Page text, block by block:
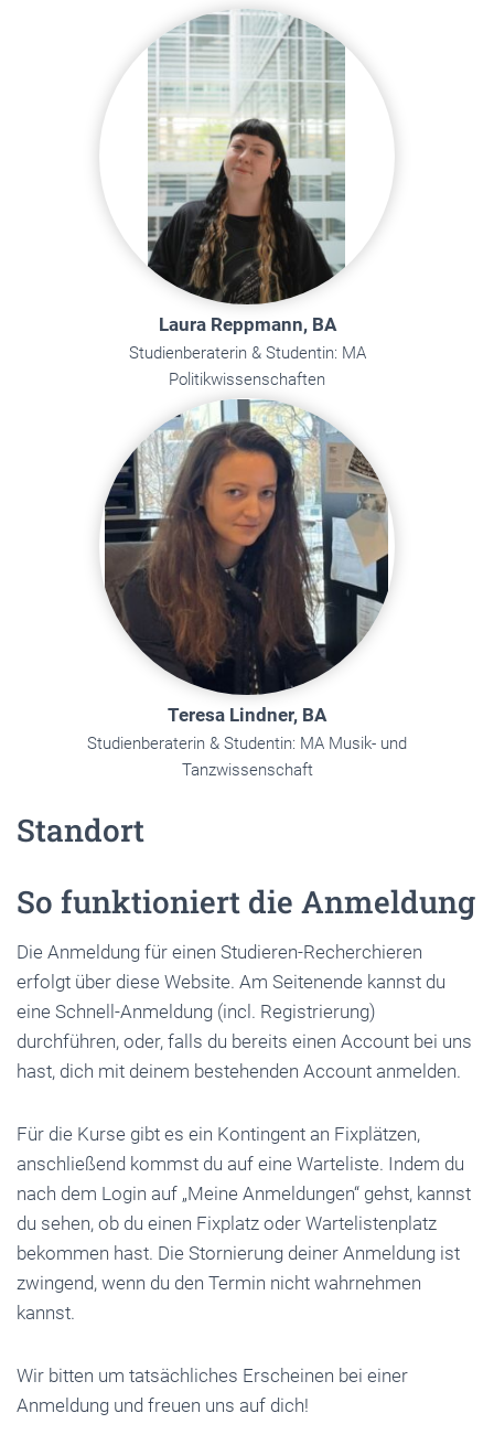
Laura Reppmann, BA
Studienberaterin & Studentin: MA
Politikwissenschaften
Teresa Lindner, BA
Studienberaterin & Studentin: MA Musik- und
Tanzwissenschaft
Standort
So funktioniert die Anmeldung
Die Anmeldung für einen Studieren-Recherchieren
erfolgt über diese Website. Am Seitenende kannst du
eine Schnell-Anmeldung (incl. Registrierung)
durchführen, oder, falls du bereits einen Account bei uns
hast, dich mit deinem bestehenden Account anmelden.
Für die Kurse gibt es ein Kontingent an Fixplätzen,
anschließend kommst du auf eine Warteliste. Indem du
nach dem Login auf „Meine Anmeldungen“ gehst, kannst
du sehen, ob du einen Fixplatz oder Wartelistenplatz
bekommen hast. Die Stornierung deiner Anmeldung ist
zwingend, wenn du den Termin nicht wahrnehmen
kannst.
Wir bitten um tatsächliches Erscheinen bei einer
Anmeldung und freuen uns auf dich!